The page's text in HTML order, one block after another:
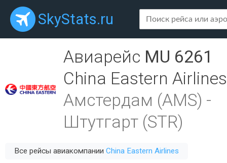
SkyStats.ru
Авиарейс MU 6261
China Eastern Airlines
Амстердам (AMS) -
Штутгарт (STR)
Все рейсы авиакомпании China Eastern Airlines